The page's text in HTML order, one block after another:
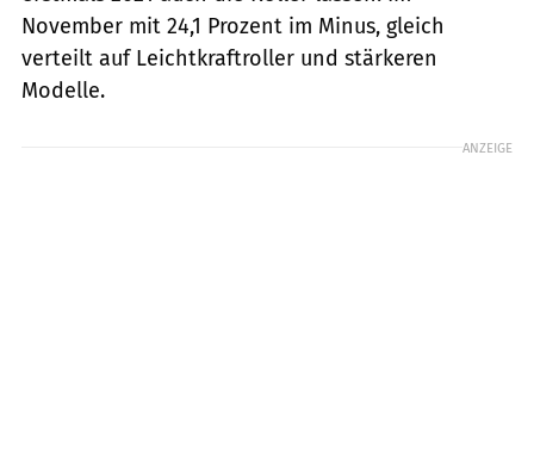
November mit 24,1 Prozent im Minus, gleich
verteilt auf Leichtkraftroller und stärkeren
Modelle.
ANZEIGE